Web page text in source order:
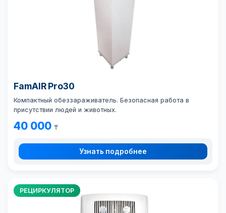
FamAIR Pro30
Компактный обеззараживатель. Безопасная работа в
присутствии людей и животных.
40 000 ₸
Узнать подробнее
РЕЦИРКУЛЯТОР